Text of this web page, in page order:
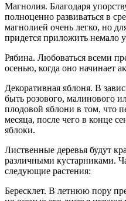
Магнолия. Благодаря
полноценно развиваться в
магнолией очень легко, но
придется приложить немало
Рябина. Любоваться всеми
осенью, когда оно начинает
Декоративная яблоня. В
быть розового, малинового
плодовой яблони в том, что
месяца, после чего в конце
яблоки.
Лиственные деревья будут
различными кустарниками.
следующие растения:
Бересклет. В летнюю пору